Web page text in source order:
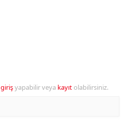
girişyapabilir veya kayıt olabilirsiniz.